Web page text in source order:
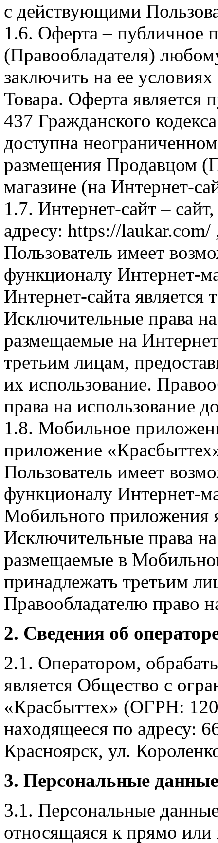
с действующими
1.6. Оферта – публичное
(Правообладателя)
заключить на ее
Товара. Оферта является
437 Гражданского
доступна
размещения Продавцом
магазине (на Интернет-
1.7. Интернет-сайт –
адресу: https://laukar.com/
Пользователь имеет
функционалу Интернет-
Интернет-сайта
Исключительные права
размещаемые на
третьим лицам,
их использование.
права на использование
1.8. Мобильное
приложение
Пользователь имеет
функционалу Интернет-
Мобильного приложения
Исключительные права
размещаемые в
принадлежать третьим
Правообладателю право
2. Сведения об
2.1. Оператором,
является Общество с
«Красбыттех» (ОГРН:
находящееся по адресу:
Красноярск, ул.
3. Персональные
3.1. Персональные
относящаяся к прямо